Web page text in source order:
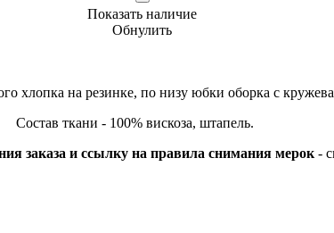
Показать наличие
Обнулить
хлопка на резинке, по низу юбки оборка с
Состав ткани - 100% вискоза, штапель.
заказа и ссылку на правила снимания мерок-